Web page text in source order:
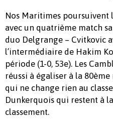
Nos Maritimes poursuivent
avec un quatrième match
duo Delgrange – Cvitkovic
l’intermédiaire de Hakim
période (1-0, 53e). Les
réussi à égaliser à la
qui ne change rien au
Dunkerquois qui restent à
classement.